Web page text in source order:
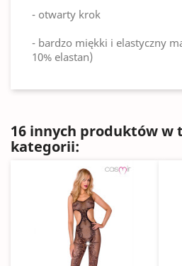
- otwarty krok
- bardzo miękki i elastyczny
10% elastan)
16 innych produktów w
kategorii: